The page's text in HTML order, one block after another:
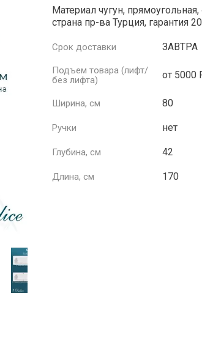
Материал чугун,
страна пр-ва Турция, гарантия
Срок доставки ЗАВТРА
Подъем товара (лифт/
без лифта)
от 5000
Ширина, см 80
Ручки нет
Глубина, см 42
Длина, см 170